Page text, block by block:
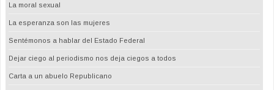
La moral sexual
La esperanza son las mujeres
Sentémonos a hablar del Estado Federal
Dejar ciego al periodismo nos deja ciegos a todos
Carta a un abuelo Republicano